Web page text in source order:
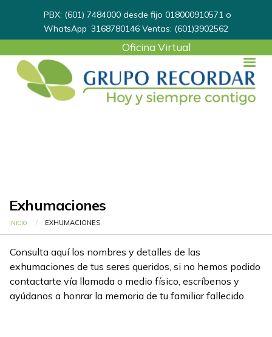
PBX: (601) 7484000 desde fijo 018000910571 o
WhatsApp 3168780146Ventas: (601)3902562
User
menu
Oficina Virtual
Exhumaciones
Ruta de navegación
INICIO CURRENT:
EXHUMACIONES
Consulta aquí los nombres y detalles de las
exhumaciones de tus seres queridos, si no hemos podido
contactarte vía llamada o medio físico, escríbenos y
ayúdanos a honrar la memoria de tu familiar fallecido.